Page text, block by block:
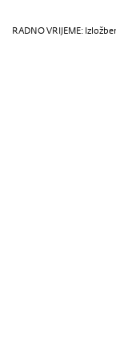
RADNO VRIJEME: